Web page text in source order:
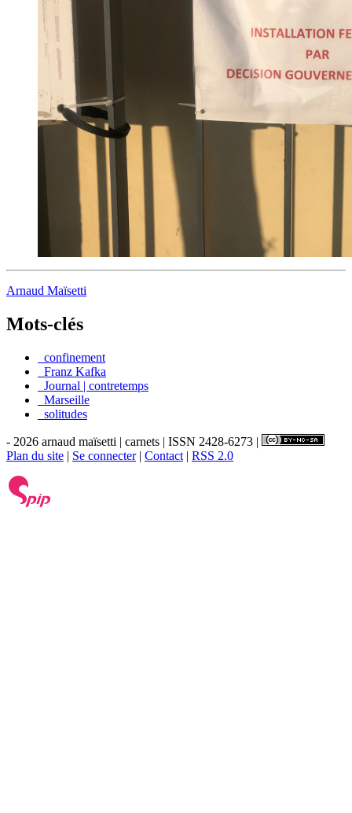
Arnaud Maïsetti
Mots-clés
_confinement
_Franz Kafka
_Journal | contretemps
_Marseille
_solitudes
- 2026 arnaud maïsetti | carnets | ISSN 2428-6273 |
Plan du site | Se connecter| Contact | RSS 2.0